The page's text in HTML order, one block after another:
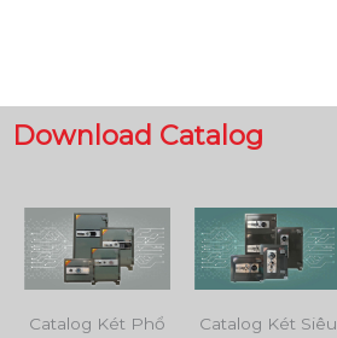
Download Catalog
Catalog Két Phổ
Catalog Két Siêu